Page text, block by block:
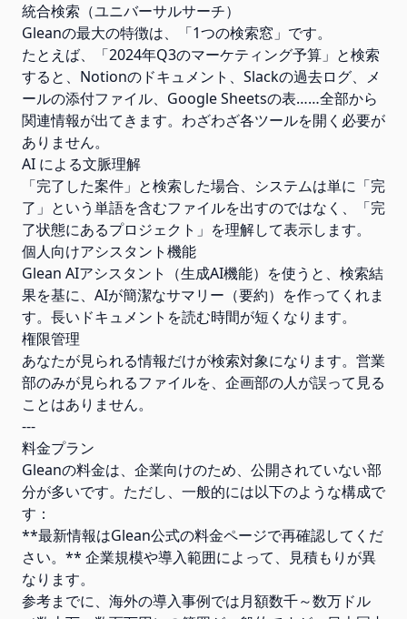
統合検索（ユニバーサルサーチ）
Gleanの最大の特徴は、「1つの検索窓」です。
たとえば、「2024年Q3のマーケティング予算」と検索
すると、Notionのドキュメント、Slackの過去ログ、メ
ールの添付ファイル、Google Sheetsの表……全部から
関連情報が出てきます。わざわざ各ツールを開く必要が
ありません。
AI による文脈理解
「完了した案件」と検索した場合、システムは単に「完
了」という単語を含むファイルを出すのではなく、「完
了状態にあるプロジェクト」を理解して表示します。
個人向けアシスタント機能
Glean AIアシスタント（生成AI機能）を使うと、検索結
果を基に、AIが簡潔なサマリー（要約）を作ってくれま
す。長いドキュメントを読む時間が短くなります。
権限管理
あなたが見られる情報だけが検索対象になります。営業
部のみが見られるファイルを、企画部の人が誤って見る
ことはありません。
---
料金プラン
Gleanの料金は、企業向けのため、公開されていない部
分が多いです。ただし、一般的には以下のような構成で
す：
**最新情報はGlean公式の料金ページで再確認してくだ
さい。** 企業規模や導入範囲によって、見積もりが異
なります。
参考までに、海外の導入事例では月額数千～数万ドル